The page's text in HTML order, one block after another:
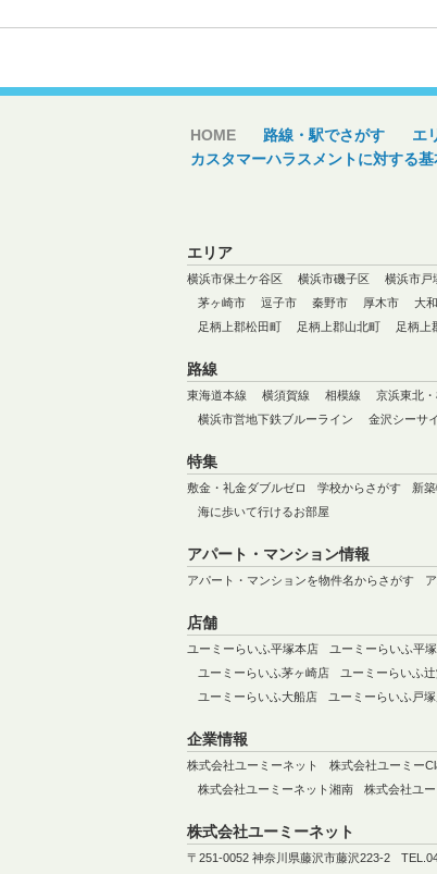
HOME 路線・駅でさがす エ
カスタマーハラスメントに対する
エリア
横浜市保土ケ谷区 横浜市磯子区 横浜市戸
茅ヶ崎市
逗子市 秦野市 厚木市 大
足柄上郡松田町
足柄上郡山北町 足柄上
路線
東海道本線 横須賀線 相模線 京浜東北
横浜市営地下鉄ブルーライン
金沢シーサ
特集
敷金・礼金ダブルゼロ 学校からさがす 新
海に歩いて行けるお部屋
アパート・マンション情報
アパート・マンションを物件名からさがす
店舗
ユーミーらいふ平塚本店 ユーミーらいふ平
ユーミーらいふ茅ヶ崎店
ユーミーらいふ
ユーミーらいふ大船店
ユーミーらいふ戸
企業情報
株式会社ユーミーネット 株式会社ユーミー
株式会社ユーミーネット湘南
株式会社ユ
株式会社ユーミーネット
〒251-0052 神奈川県藤沢市藤沢223-2